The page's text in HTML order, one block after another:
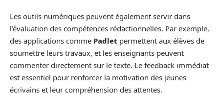
Les outils numériques peuvent également servir dans
l’évaluation des compétences rédactionnelles. Par exemple,
des applications comme Padlet permettent aux élèves de
soumettre leurs travaux, et les enseignants peuvent
commenter directement sur le texte. Le feedback immédiat
est essentiel pour renforcer la motivation des jeunes
écrivains et leur compréhension des attentes.